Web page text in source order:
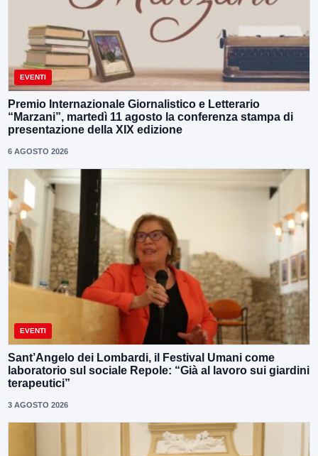
EVENTI
Premio Internazionale Giornalistico e Letterario
“Marzani”, martedì 11 agosto la conferenza stampa di
presentazione della XIX edizione
6 AGOSTO 2026
EVENTI
Sant’Angelo dei Lombardi, il Festival Umani come
laboratorio sul sociale Repole: “Già al lavoro sui giardini
terapeutici”
3 AGOSTO 2026